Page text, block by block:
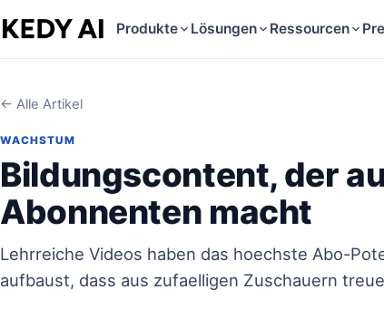
Produkte Lösungen Ressourcen
← Alle Artikel
WACHSTUM
Bildungscontent, der
Abonnenten macht
Lehrreiche Videos haben das hoechste Abo-
aufbaust, dass aus zufaelligen Zuschauern